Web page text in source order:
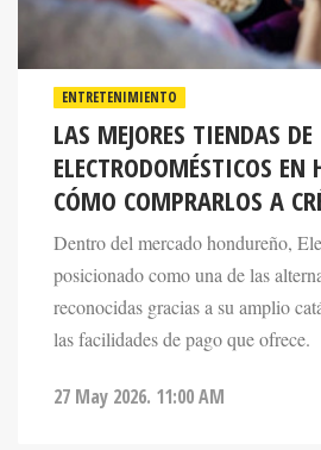
LAS MEJORES TIENDAS DE
ELECTRODOMÉSTICOS EN
CÓMO COMPRARLOS A
Dentro del mercado hondureño,
posicionado como una de las
reconocidas gracias a su amplio
las facilidades de pago que ofrece.